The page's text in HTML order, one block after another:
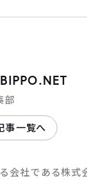
部
事一覧へ
会社である株式